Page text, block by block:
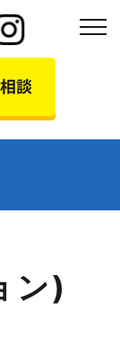
ン)